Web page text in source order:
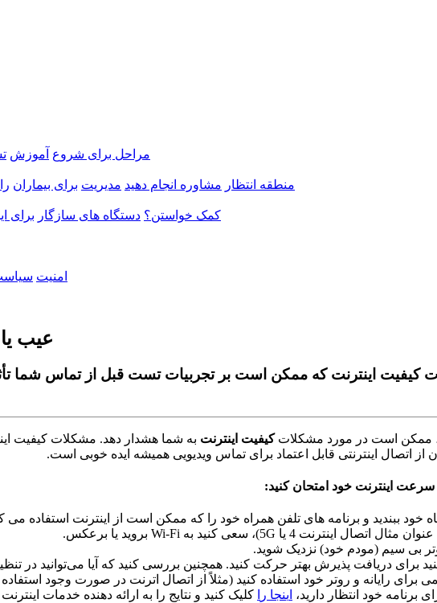
مراحل برای شروع آموزش
منطقه انتظار مشاوره انجام دهید مدیریت برای بیماران
کمک خواستن؟ دستگاه های سازگار برای
امنیت
عیب
کیفیت اینترنت که ممکن است بر تجربیات تست قبل از تماس شما
ممکن ست در مور د مشکلت کیفیت ینتر نت به شما هشد ر دهد. مشکلت کیفیت ین
ن ز تصال ینتر نتی قابل عتماد بر ی تماس ویدیویی همیشه یده خوبی ست.
سر عت ینتر نت خود متحان کنید:
اه خود ببندید و بر نامه های تلفن همر ه خود ر که ممکن ست ز ینتر نت ستفاده می
عنو ن مثال تصال ینتر نت 4 یا 5G
)، سعی کنید به Wi-Fi بر وید یا بر عکس.
تر بی سیم (مودم خود) نز دیک شوید.
نید بر ی در یافت پذیر ش بهتر حر کت کنید. همچنین بر ر سی کنید که یا میتو نید در تنظی
ی بر ی ر یانه و ر وتر خود ستفاده کنید (مثل ز تصال تر نت در صور ت وجود ستفاده
ی بر نامه خود نتظار د ر ید، ینجا ر کلیک کنید و نتایج ر به ر ئه دهنده خدمات ینتر نت